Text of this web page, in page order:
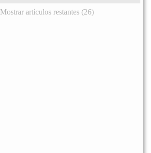
Mostrar artículos restantes (26)